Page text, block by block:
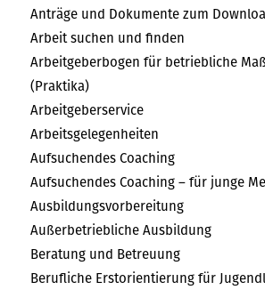
Anträge und Dokumente zum
Arbeit suchen und finden
Arbeitgeberbogen für betriebliche
(Praktika)
Arbeitgeberservice
Arbeitsgelegenheiten
Aufsuchendes Coaching
Aufsuchendes Coaching – für junge
Ausbildungsvorbereitung
Außerbetriebliche Ausbildung
Beratung und Betreuung
Berufliche Erstorientierung für